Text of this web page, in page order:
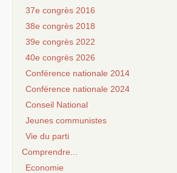
37e congrès 2016
38e congrès 2018
39e congrès 2022
40e congrès 2026
Conférence nationale 2014
Conférence nationale 2024
Conseil National
Jeunes communistes
Vie du parti
Comprendre...
Economie